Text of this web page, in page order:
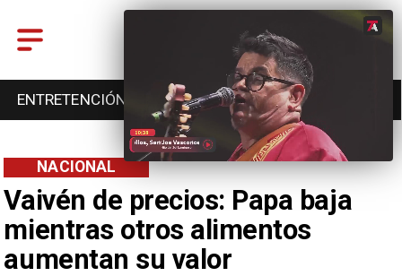
ENTRETENCIÓN DEPORTES CULTURA
Vaivén de precios: Papa baja
mientras otros alimentos
aumentan su valor
NACIONAL